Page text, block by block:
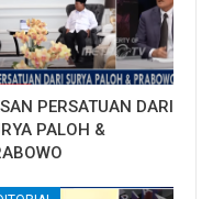
PERSATUAN DARI
PALOH &